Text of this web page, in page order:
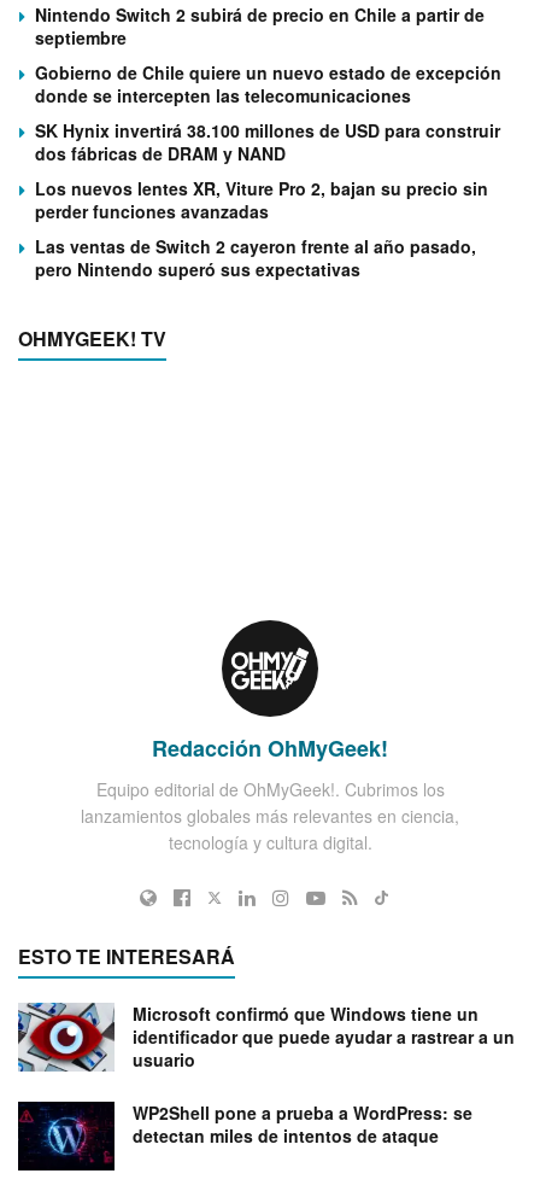
Nintendo Switch 2 subirá de precio en Chile a partir de
septiembre
Gobierno de Chile quiere un nuevo estado de excepción
donde se intercepten las telecomunicaciones
SK Hynix invertirá 38.100 millones de USD para construir
dos fábricas de DRAM y NAND
Los nuevos lentes XR, Viture Pro 2, bajan su precio sin
perder funciones avanzadas
Las ventas de Switch 2 cayeron frente al año pasado,
pero Nintendo superó sus expectativas
OHMYGEEK! TV
Redacción OhMyGeek!
Equipo editorial de OhMyGeek!. Cubrimos los
lanzamientos globales más relevantes en ciencia,
tecnología y cultura digital.
ESTO TE INTERESARÁ
Microsoft confirmó que Windows tiene un
identificador que puede ayudar a rastrear a un
usuario
WP2Shell pone a prueba a WordPress: se
detectan miles de intentos de ataque